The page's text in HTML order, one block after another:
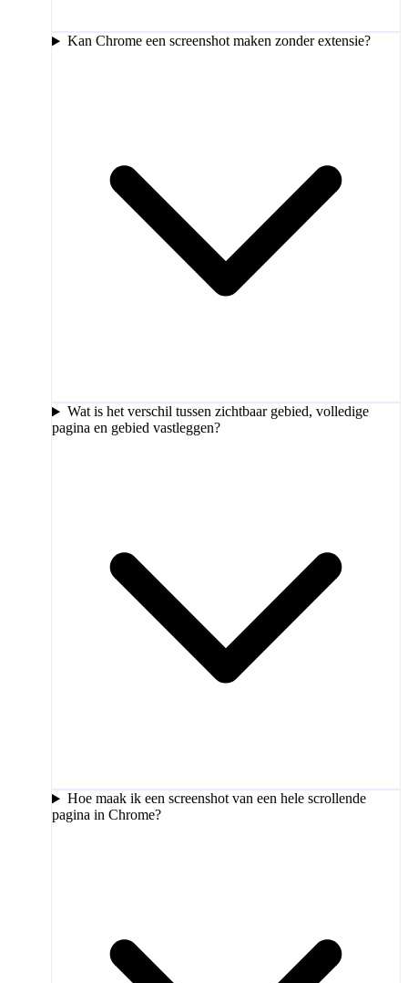
Kan Chrome een screenshot maken zonder extensie?
Wat is het verschil tussen zichtbaar gebied, volledige
pagina en gebied vastleggen?
Hoe maak ik een screenshot van een hele scrollende
pagina in Chrome?